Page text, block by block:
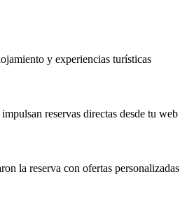
y experiencias turísticas
reservas directas desde tu web
la reserva con ofertas personalizadas